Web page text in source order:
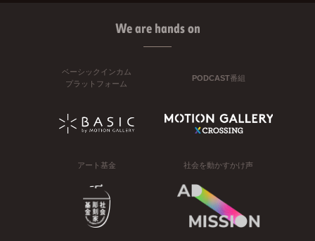
We are hands on
ベーシックインカム
プラットフォーム
PODCAST番組
アート基金 社会を動かすかけ声